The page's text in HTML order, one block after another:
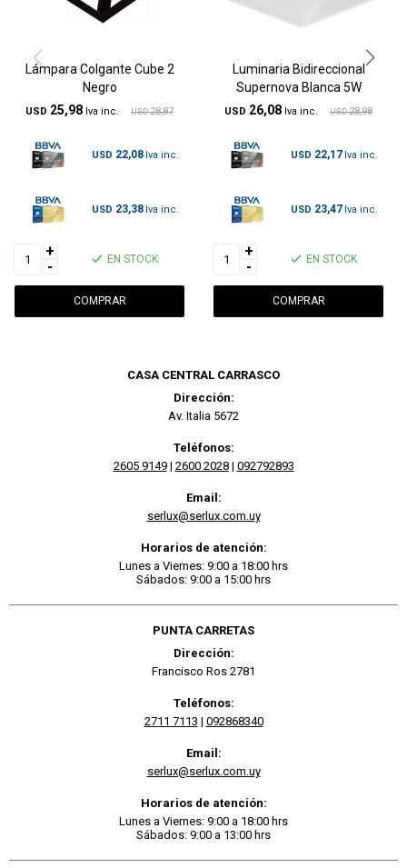
Lámpara Colgante Cube 2
Negro
USD 25,98 USD 28,87
USD 22,08
USD 23,38
+
-
EN STOCK
Luminaria Bidireccional
Supernova Blanca 5W
USD 26,08 USD 28,98
USD 22,17
USD 23,47
+
-
EN STOCK
CASA CENTRAL CARRASCO
Dirección:
Av. Italia 5672
Teléfonos:
2605 9149| 2600 2028| 092792893
Email:
serlux@serlux.com.uy
Horarios de atención:
Lunes a Viernes: 9:00 a 18:00 hrs
Sábados: 9:00 a 15:00 hrs
PUNTA CARRETAS
Dirección:
Francisco Ros 2781
Teléfonos:
2711 7113 | 092868340
Email:
serlux@serlux.com.uy
Horarios de atención:
Lunes a Viernes: 9:00 a 18:00 hrs
Sábados: 9:00 a 13:00 hrs